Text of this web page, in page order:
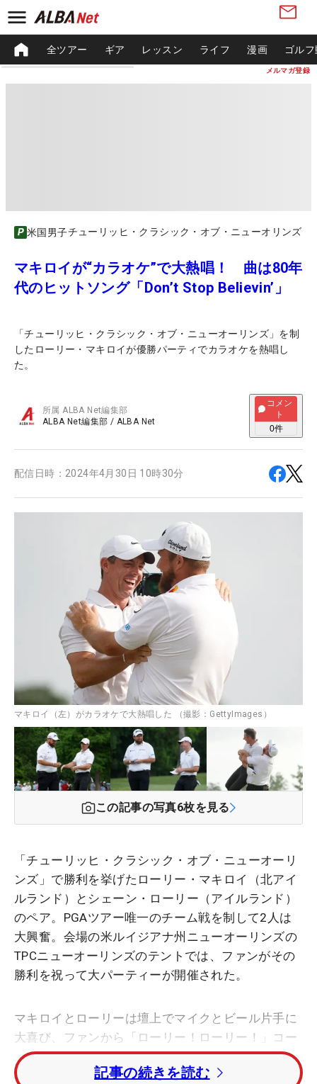
メルマガ登録
全ツアー ギア レッスン ライフ 漫画 ゴル
米国男子チューリッヒ・クラシック・オブ・ニューオリンズ
マキロイが“カラオケ”で大熱唱！ 曲は80年
代のヒットソング「Don’t Stop Believin’」
「チューリッヒ・クラシック・オブ・ニューオーリンズ」を制
したローリー・マキロイが優勝パーティでカラオケを熱唱し
た。
所属ALBA Net編集部
ALBA Net編集部 / ALBA Net
コメン
ト
0件
配信日時： 2024年4月30日 10時30分
マキロイ（左）がカラオケで大熱唱した （撮影：GettyImages）
この記事の写真6枚を見る
「チューリッヒ・クラシック・オブ・ニューオーリ
ンズ」で勝利を挙げたローリー・マキロイ（北アイ
ルランド）とシェーン・ローリー（アイルランド）
のペア。PGAツアー唯一のチーム戦を制して2人は
大興奮。会場の米ルイジアナ州ニューオーリンズの
TPCニューオーリンズのテントでは、ファンがその
勝利を祝って大パーティーが開催された。
マキロイとローリーは壇上でマイクとビール片手に
大喜び、ファンから「ローリー！ローリー！」コー
ルが起こるとバンドの演奏に合わせてマキロイが勢
いに乗って歌い出した。その曲は、「Don’t Stop
記事の続きを読む